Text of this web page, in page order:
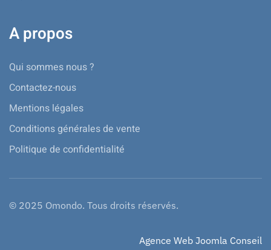
A propos
Qui sommes nous ?
Contactez-nous
Mentions légales
Conditions générales de vente
Politique de confidentialité
© 2025 Omondo. Tous droits réservés.
Agence Web Joomla Conseil